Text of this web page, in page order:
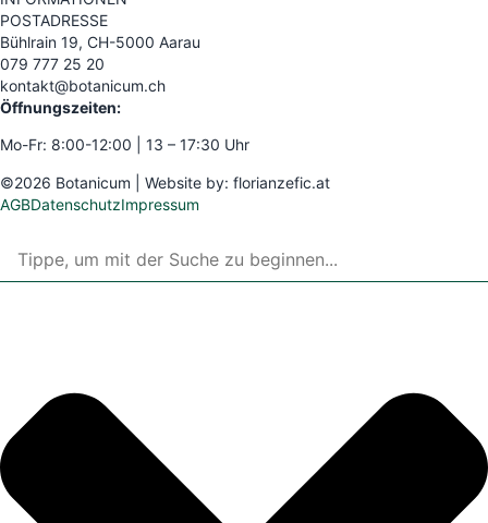
POSTADRESSE
Bühlrain 19, CH-5000 Aarau
079 777 25 20
kontakt@botanicum.ch
Öffnungszeiten:
Mo-Fr: 8:00-12:00 | 13 – 17:30 Uhr
©2026 Botanicum | Website by: florianzefic.at
AGBDatenschutzImpressum